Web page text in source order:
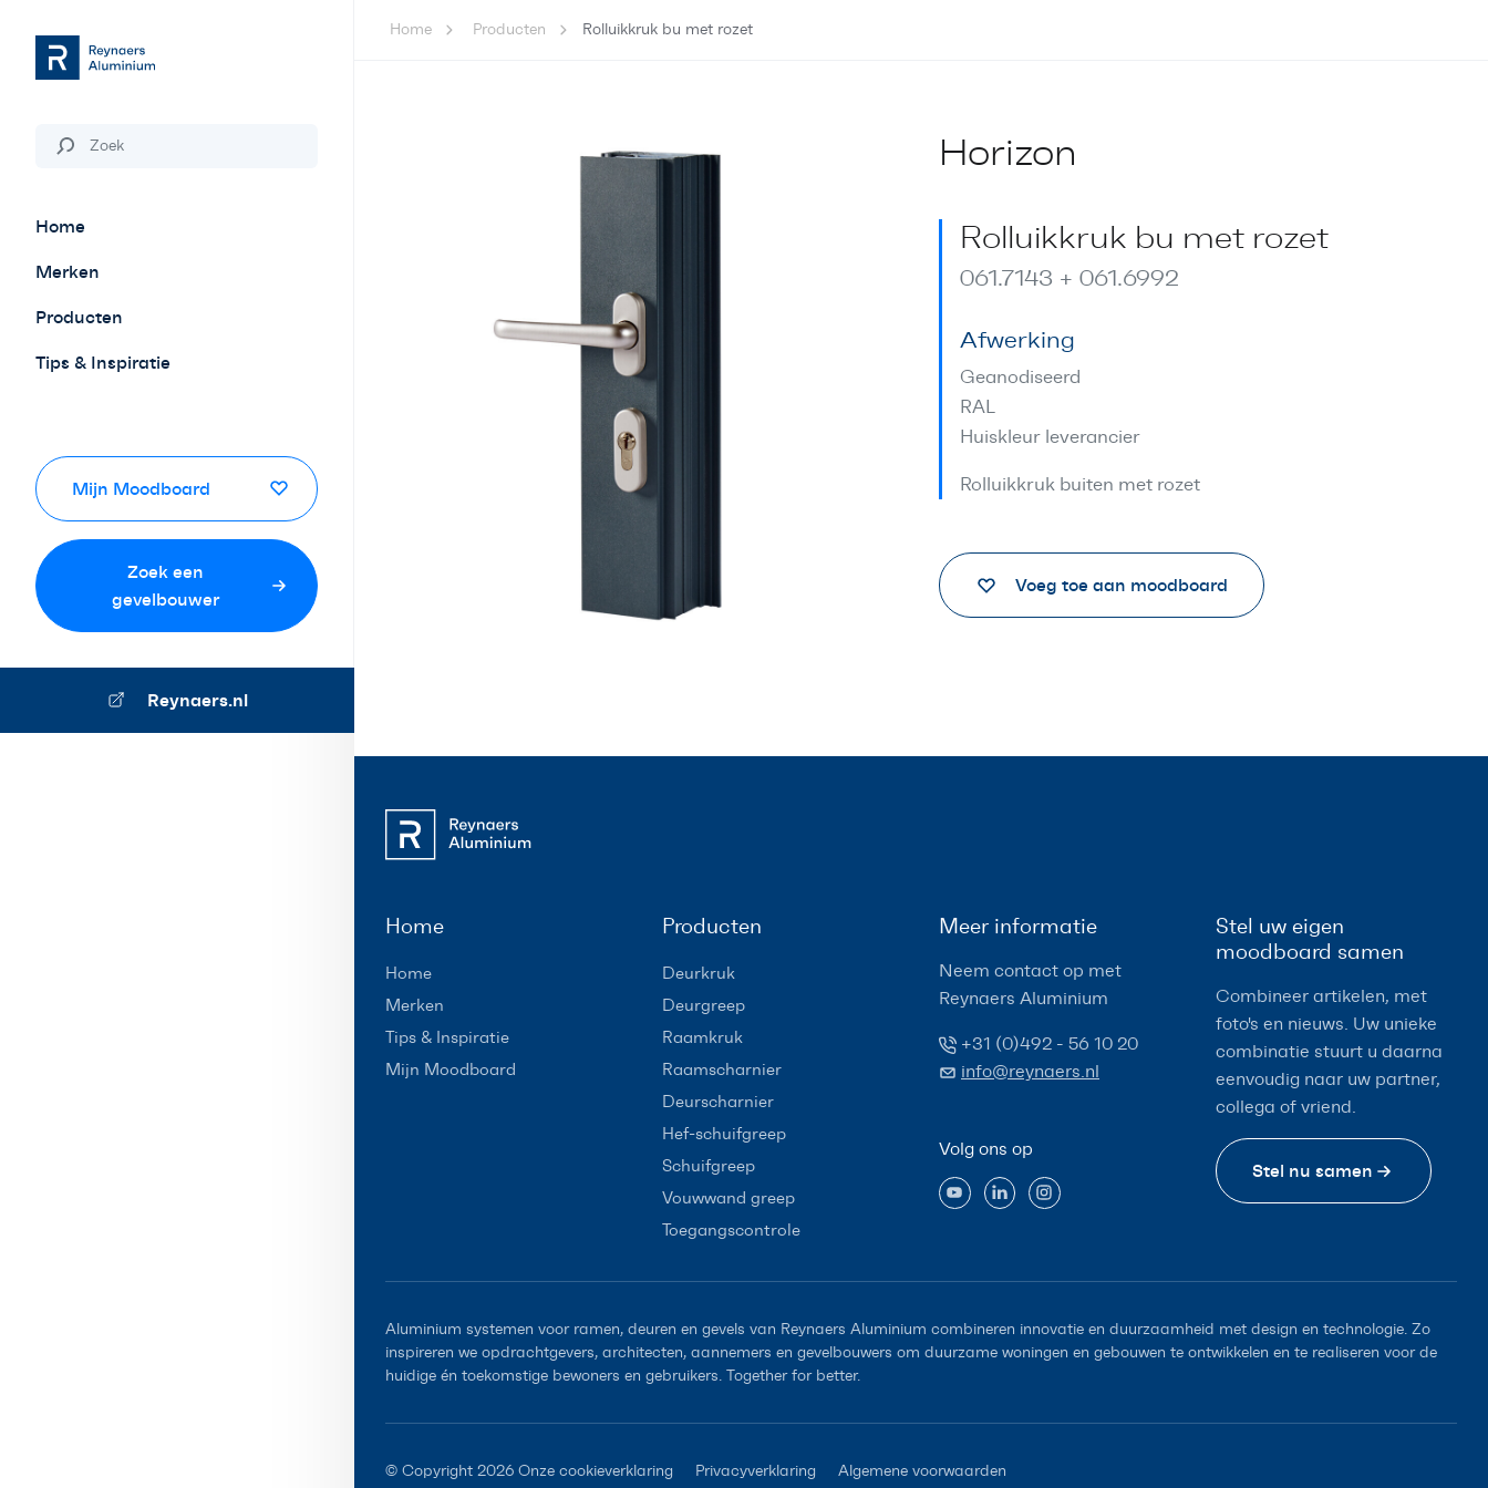
Home
Merken
Producten
Tips & Inspiratie
Mijn Moodboard
Zoek een
gevelbouwer
Reynaers.nl
Home Producten Rolluikkruk bu met rozet
Horizon
Rolluikkruk bu met rozet
061.7143 + 061.6992
Afwerking
Geanodiseerd
RAL
Huiskleur leverancier
Rolluikkruk buiten met rozet
Voeg toe aan moodboard
Home
Home
Merken
Tips & Inspiratie
Mijn Moodboard
Producten
Deurkruk
Deurgreep
Raamkruk
Raamscharnier
Deurscharnier
Hef-schuifgreep
Schuifgreep
Vouwwand greep
Toegangscontrole
Meer informatie
Neem contact op met
Reynaers Aluminium
+31 (0)492 - 56 10 20
info@reynaers.nl
Volg ons op
Stel uw eigen
moodboard samen
Combineer artikelen, met
foto's en nieuws. Uw unieke
combinatie stuurt u daarna
eenvoudig naar uw partner,
collega of vriend.
Stel nu samen
Aluminium systemen voor ramen, deuren en gevels van Reynaers Aluminium combineren innovatie en duurzaamheid met design en technologie. Zo
inspireren we opdrachtgevers, architecten, aannemers en gevelbouwers om duurzame woningen en gebouwen te ontwikkelen en te realiseren voor de
huidige én toekomstige bewoners en gebruikers. Together for better.
© Copyright 2026 Onze cookieverklaring Privacyverklaring Algemene voorwaarden